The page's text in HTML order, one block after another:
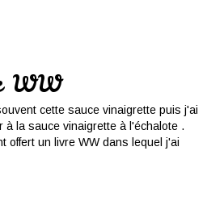
WW
cette sauce vinaigrette puis j'ai
la sauce vinaigrette à l'échalote .
offert un livre WW dans lequel j'ai